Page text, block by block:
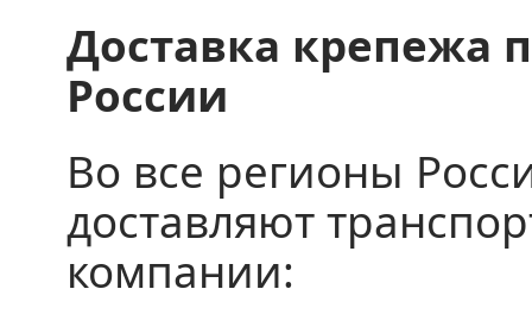
Доставка крепежа
России
Во все регионы
доставляют
компании: